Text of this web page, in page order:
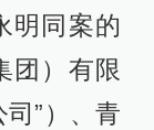
明同案的
团）有限
”）、青